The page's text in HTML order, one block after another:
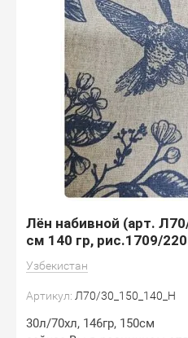
Лён набивной (арт.
см 140 гр, рис.1709/
Узбекистан
Артикул: Л70/30_150_140_Н
30л/70хл, 146гр, 150см